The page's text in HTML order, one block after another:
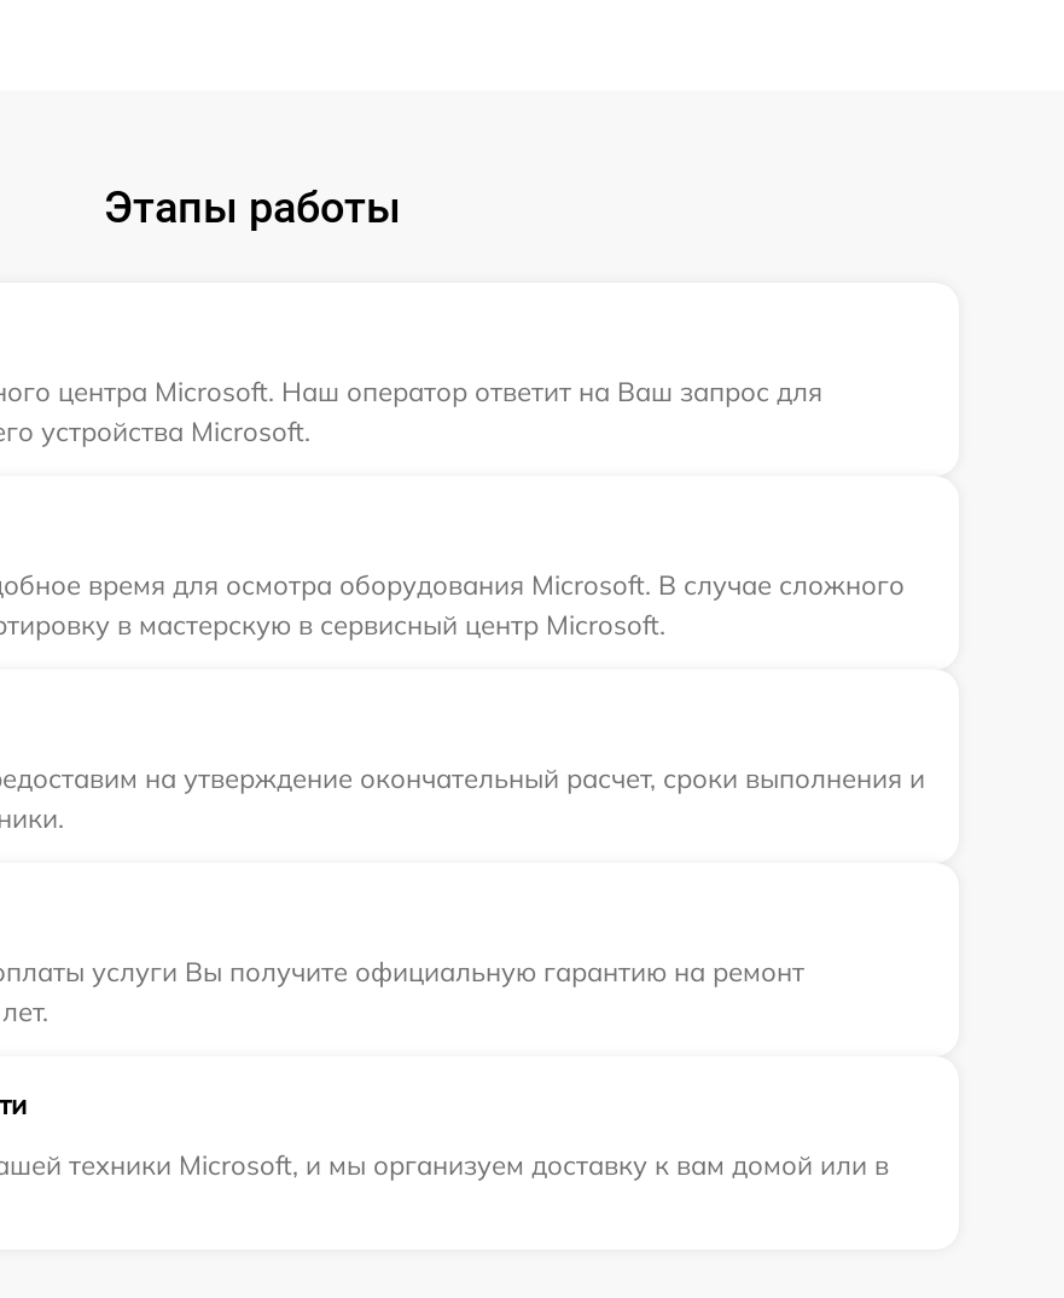
Этапы работы
центра Microsoft. Наш оператор ответит на Ваш запрос для
устройства Microsoft.
время для осмотра оборудования Microsoft. В случае сложного
в мастерскую в сервисный центр Microsoft.
на утверждение окончательный расчет, сроки выполнения и
услуги Вы получите официальную гарантию на ремонт
техники Microsoft, и мы организуем доставку к вам домой или в